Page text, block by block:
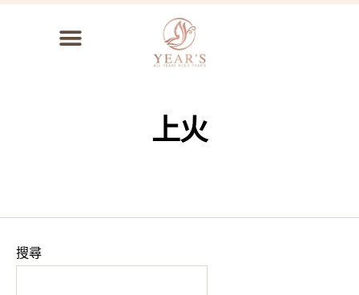
上火
搜尋